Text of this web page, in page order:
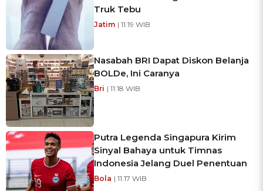
Truk Tebu
Jatim | 11:19 WIB
Nasabah BRI Dapat Diskon Belanja
BOLDe, Ini Caranya
Bri | 11:18 WIB
Putra Legenda Singapura Kirim
Sinyal Bahaya untuk Timnas
Indonesia Jelang Duel Penentuan
Bola | 11:17 WIB